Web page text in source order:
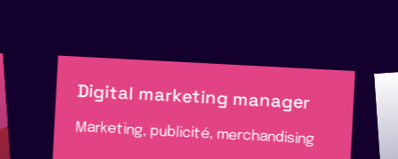
Digital marketing manager
Marketing, publicité, merchandising